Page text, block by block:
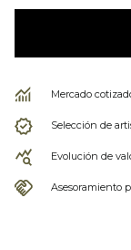
Mercado
Selección de
Evolución de
Asesoramiento